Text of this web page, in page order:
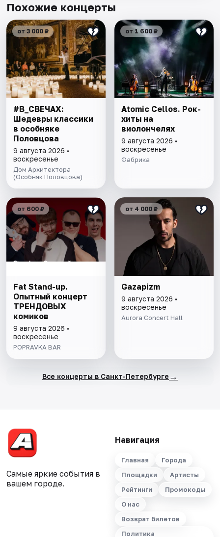
Похожие концерты
от 3 000 ₽
#В_СВЕЧАХ:
Шедевры классики
в особняке
Половцова
9 августа 2026 •
воскресенье
Дом Архитектора
(Особняк Половцова)
от 1 600 ₽
Atomic Cellos. Рок-
хиты на
виолончелях
9 августа 2026 •
воскресенье
Фабрика
от 600 ₽
Fat Stand-up.
Опытный концерт
ТРЕНДОВЫХ
комиков
9 августа 2026 •
воскресенье
POPRAVKA BAR
от 4 000 ₽
Gazapizm
9 августа 2026 •
воскресенье
Aurora Concert Hall
Все концерты в Санкт-Петербурге →
Самые яркие события в
вашем городе.
Навигация
Главная
Города
Площадки
Артисты
Рейтинги
Промокоды
О нас
Возврат билетов
Политика